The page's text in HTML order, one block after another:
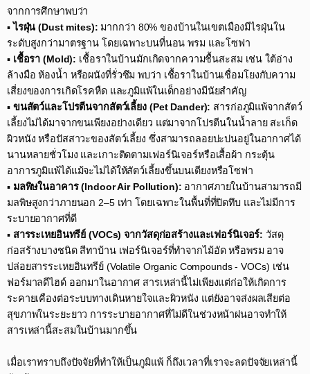
​จากการศึกษาพบว่า​
▪️ไรฝุ่น (Dust mites): มากกว่า 80% ของบ้านในเขตเมืองมีไรฝุ่นใน
ระดับสูงกว่ามาตรฐาน โดยเฉพาะบนที่นอน พรม และโซฟา​
▪️ เชื้อรา (Mold): เชื้อราในบ้านมักเกิดจากความชื้นสะสม เช่น ใต้อ่าง
ล้างมือ ห้องน้ำ หรือผนังที่รั่วซึม พบว่า เชื้อราในบ้านเชื่อมโยงกับความ
เสี่ยงของการเกิดโรคหืด และภูมิแพ้ในเด็กอย่างมีนัยสำคัญ​
▪️ ขนสัตว์และโปรตีนจากสัตว์เลี้ยง (Pet Dander): สารก่อภูมิแพ้จากสัตว์
เลี้ยงไม่ได้มาจากขนเพียงอย่างเดียว แต่มาจากโปรตีนในน้ำลาย สะเก็ด
ผิวหนัง หรือปัสสาวะของสัตว์เลี้ยง ซึ่งสามารถลอยปะปนอยู่ในอากาศได้
นานหลายชั่วโมง และเกาะติดตามเฟอร์นิเจอร์หรือเสื้อผ้า กระตุ้น
อาการภูมิแพ้ได้แม้จะไม่ได้ให้สัตว์เลี้ยงขึ้นบนเตียงหรือโซฟา​
▪️ มลพิษในอาคาร (Indoor Air Pollution): อากาศภายในบ้านสามารถมี
มลพิษสูงกว่าภายนอก 2–5 เท่า โดยเฉพาะในพื้นที่ที่ปิดทึบ และไม่มีการ
ระบายอากาศที่ดี​
▪️ สารระเหยอินทรีย์ (VOCs) จากวัสดุก่อสร้างและเฟอร์นิเจอร์: วัสดุ
ก่อสร้างบางชนิด สีทาบ้าน เฟอร์นิเจอร์ที่ทำจากไม้อัด หรือพรม อาจ
ปล่อยสารระเหยอินทรีย์ (Volatile Organic Compounds - VOCs) เช่น
ฟอร์มาลดีไฮด์ ออกมาในอากาศ สารเหล่านี้ไม่เพียงแต่ก่อให้เกิดการ
ระคายเคืองต่อระบบทางเดินหายใจและผิวหนัง แต่ยังอาจส่งผลเสียต่อ
สุขภาพในระยะยาว การระบายอากาศที่ไม่ดีในช่วงหน้าฝนอาจทำให้
สารเหล่านี้สะสมในบ้านมากขึ้น​
เมื่อเราทราบถึงปัจจัยที่ทำให้เป็นภูมิแพ้ ก็ถึงเวลาที่เราจะลดปัจจัยเหล่านี้